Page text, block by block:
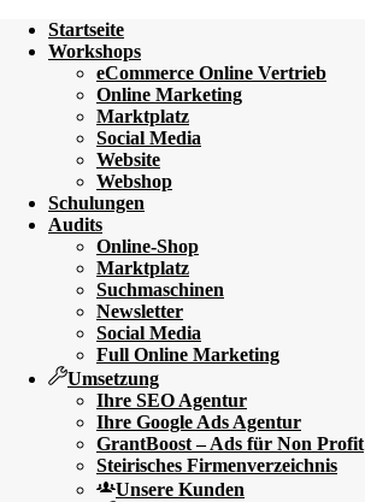
Startseite
Workshops
eCommerce Online Vertrieb
Online Marketing
Marktplatz
Social Media
Website
Webshop
Schulungen
Audits
Online-Shop
Marktplatz
Suchmaschinen
Newsletter
Social Media
Full Online Marketing
Umsetzung
Ihre SEO Agentur
Ihre Google Ads Agentur
GrantBoost – Ads für Non Profit
Steirisches Firmenverzeichnis
Unsere Kunden